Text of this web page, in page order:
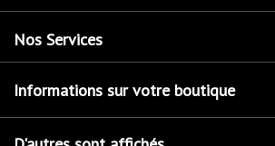
Nos Services
Informations sur votre boutique